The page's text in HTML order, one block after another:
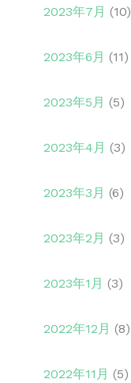
2023年7月 (10)
2023年6月 (11)
2023年5月 (5)
2023年4月 (3)
2023年3月 (6)
2023年2月 (3)
2023年1月 (3)
2022年12月 (8)
2022年11月 (5)